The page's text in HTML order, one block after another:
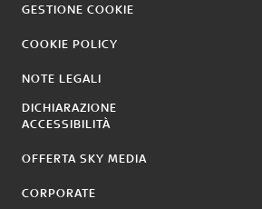
GESTIONE COOKIE
COOKIE POLICY
NOTE LEGALI
DICHIARAZIONE
ACCESSIBILITÀ
OFFERTA SKY MEDIA
CORPORATE